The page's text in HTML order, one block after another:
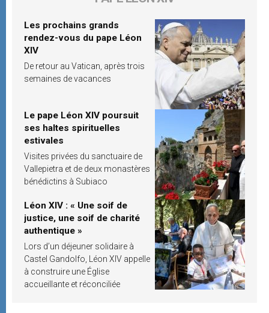
Les prochains grands
rendez-vous du pape Léon
XIV
De retour au Vatican, après trois
semaines de vacances
Le pape Léon XIV poursuit
ses haltes spirituelles
estivales
Visites privées du sanctuaire de
Vallepietra et de deux monastères
bénédictins à Subiaco
Léon XIV : « Une soif de
justice, une soif de charité
authentique »
Lors d’un déjeuner solidaire à
Castel Gandolfo, Léon XIV appelle
à construire une Église
accueillante et réconciliée